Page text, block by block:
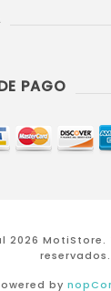
PAGO
2026 MotiStore.
reservados.
by